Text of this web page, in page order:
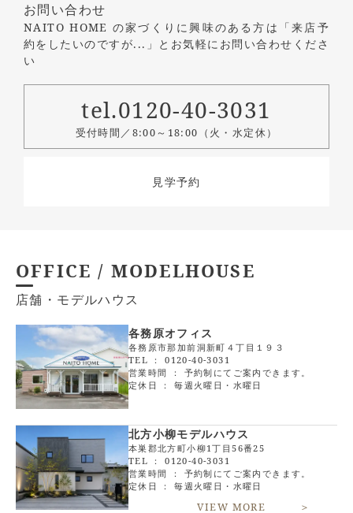
お問い合わせ
NAITO HOME の家づくりに興味のある方は 「来店予
約をしたいのですが...」とお気軽にお問い合わせくださ
い
tel.0120-40-3031
受付時間／8:00～18:00（火・水定休）
見学予約
OFFICE / MODELHOUSE
店舗・モデルハウス
各務原オフィス
各務原市那加前洞新町４丁目１９３
TEL ：0120-40-3031
営業時間 ： 予約制にてご案内できます。
定休日 ： 毎週火曜日・水曜日
北方小柳モデルハウス
本巣郡北方町小柳1丁目56番25
TEL ：0120-40-3031
営業時間 ： 予約制にてご案内できます。
定休日 ： 毎週火曜日・水曜日
VIEW MORE ＞